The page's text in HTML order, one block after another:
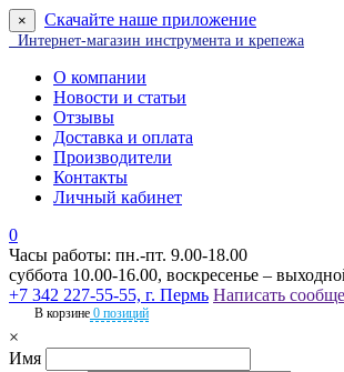
× Скачайте наше приложение
Интернет-магазин инструмента и крепежа
О компании
Новости и статьи
Отзывы
Доставка и оплата
Производители
Контакты
Личный кабинет
0
Часы работы: пн.-пт. 9.00-18.00
суббота 10.00-16.00, воскресенье –
+7 342 227-55-55, г. Пермь Написать
В корзине 0 позиций
×
Имя